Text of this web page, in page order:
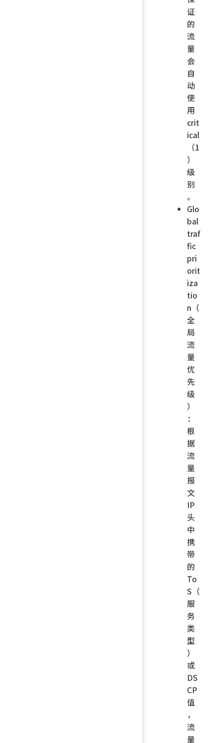
证
的
流
量
会
自
动
使
用
crit
ical
（1
）
级
别
。
Glo
bal
traf
fic
pri
orit
iza
tio
n（
全
局
流
量
优
先
级
）
：
根
据
流
量
报
文
IP
头
中
携
带
的
To
S（
服
务
类
型
）
或
DS
CP
值
，
流
量